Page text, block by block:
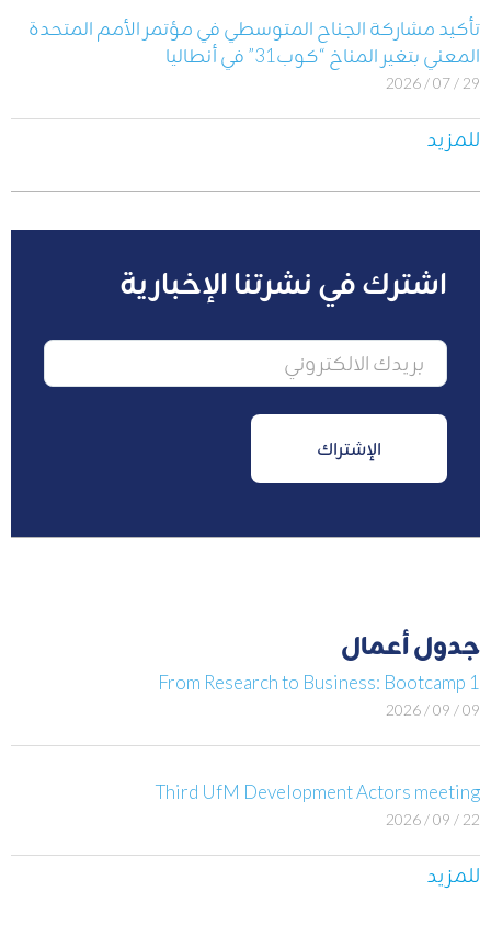
تأكيد مشاركة الجناح المتوسطي في مؤتمر الأمم المتحدة
المعني بتغير المناخ “كوب31” في أنطاليا
29 / 07 / 2026
للمزيد
اشترك في نشرتنا الإخبارية
جدول أعمال
From Research to Business: Bootcamp 1
09 / 09 / 2026
Third UfM Development Actors meeting
22 / 09 / 2026
للمزيد